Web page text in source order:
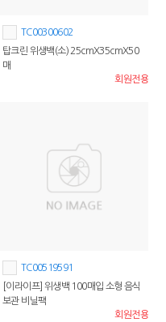
TC00300602
탑크린 위생백(소) 25cmX35cmX50
매
회원전용
TC00519591
[이라이프] 위생백 100매입 소형 음식
보관 비닐팩
회원전용